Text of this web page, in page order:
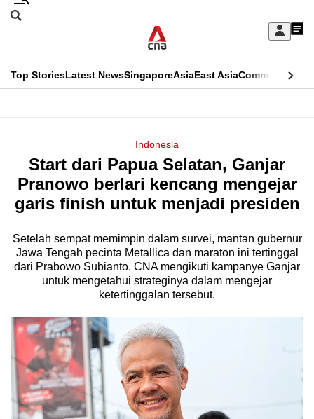
Skip
Sign
My
menu
Search
CNAR
Top StoriesLatest NewsSingaporeAsiaEast AsiaCommentary
Menu
Indonesia
Start dari Papua Selatan, Ganjar
Pranowo berlari kencang mengejar
garis finish untuk menjadi presiden
Setelah sempat memimpin dalam survei, mantan gubernur
Jawa Tengah pecinta Metallica dan maraton ini tertinggal
dari Prabowo Subianto. CNA mengikuti kampanye Ganjar
untuk mengetahui strateginya dalam mengejar
ketertinggalan tersebut.
This
longer
supported
We
know
it's
to
switch
browsers
but
we
want